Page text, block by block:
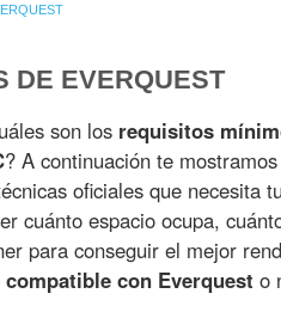
DE EVERQUEST
son los requisitos
? A continuación te
oficiales que necesita
cuánto espacio ocupa,
para conseguir el mejor
compatible con Everquest o